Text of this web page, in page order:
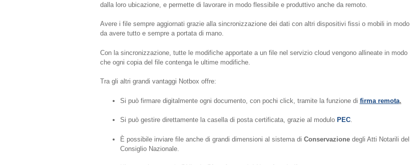
dalla loro ubicazione, e permette di lavorare in modo flessibile e produttivo anche da remoto.
Avere i file sempre aggiornati grazie alla sincronizzazione dei dati con altri dispositivi fissi o mobili in modo
da avere tutto e sempre a portata di mano.
Con la sincronizzazione, tutte le modifiche apportate a un file nel servizio cloud vengono allineate in modo
che ogni copia del file contenga le ultime modifiche.
Tra gli altri grandi vantaggi Notbox offre:
Si può firmare digitalmente ogni documento, con pochi click, tramite la funzione di firma remota.
Si può gestire direttamente la casella di posta certificata, grazie al modulo PEC.
È possibile inviare file anche di grandi dimensioni al sistema di Conservazionedegli Atti Notarili del
Consiglio Nazionale.